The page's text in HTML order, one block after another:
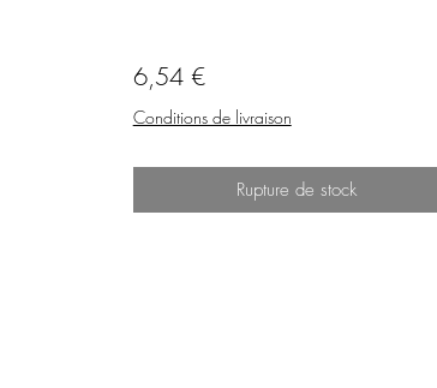
6,54 €Prix
Conditions de livraison
Rupture de stock